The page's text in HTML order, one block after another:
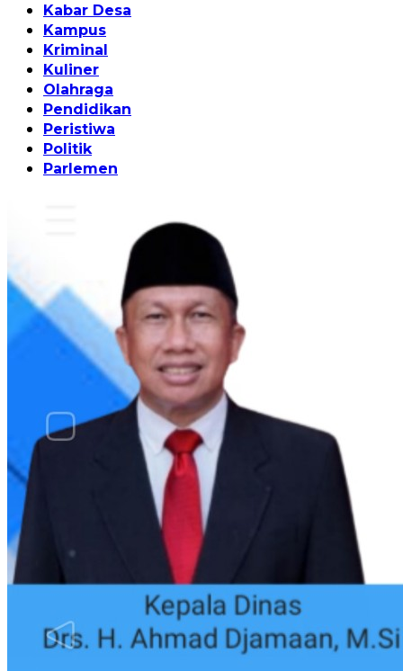
Kabar Desa
Kampus
Kriminal
Kuliner
Olahraga
Pendidikan
Peristiwa
Politik
Parlemen